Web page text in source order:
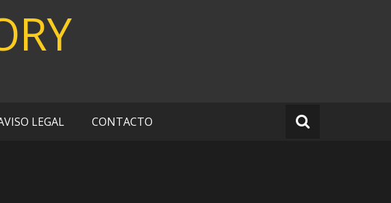
LEGAL CONTACTO